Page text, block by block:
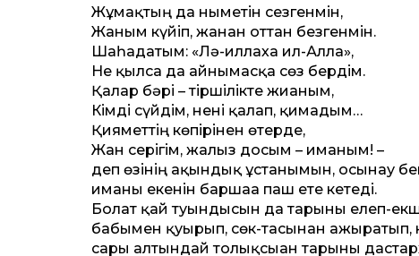
Жұмақтың да нығметін сезгенмін,
Жаным күйіп, жанған оттан безгенмін.
Шаһадатым: «Лә-иллаха ил-Алла»,
Не қылса да айнымасқа сөз бердім.
Қалар бәрі – тіршілікте жиғаным,
Кімді сүйдім, нені қалап, қимадым…
Қияметтің көпірінен өтерде,
Жан серігім, жалғыз досым – иманым! –
деп өзінің ақындық ұстанымын, осынау
иманы екенін баршаға паш ете кетеді.
Болат қай туындысын да тарыны елеп-
бабымен қуырып, сөк-тасынан ажыратып,
сары алтындай толықсыған тарыны